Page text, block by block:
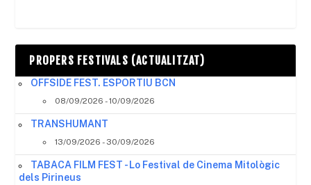
PROPERS FESTIVALS (ACTUALITZAT)
OFFSIDE FEST. ESPORTIU BCN
08/09/2026 - 10/09/2026
TRANSHUMANT
13/09/2026 - 30/09/2026
TABACA FILM FEST - Lo Festival de Cinema Mitològic
dels Pirineus